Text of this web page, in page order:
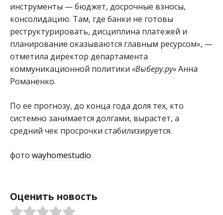
инструменты — бюджет, досрочные взносы,
консолидацию. Там, где банки не готовы
реструктурировать, дисциплина платежей и
планирование оказываются главным ресурсом», —
отметила директор департамента
коммуникационной политики «Выберу.ру»Анна
Романенко.
По ее прогнозу, до конца года доля тех, кто
системно занимается долгами, вырастет, а
средний чек просрочки стабилизируется.
фото wayhomestudio
Оценить новость